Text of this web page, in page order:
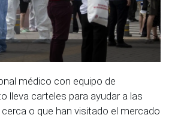
médico con equipo de
lleva carteles para ayudar a las
o que han visitado el mercado